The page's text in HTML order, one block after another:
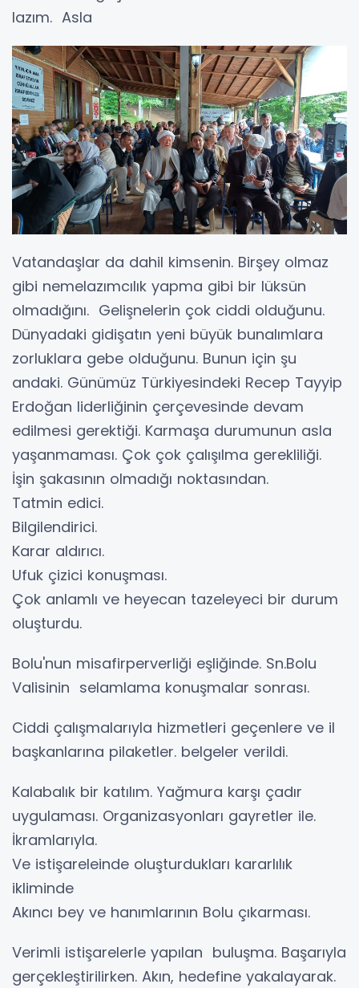
lazım. Asla
Vatandaşlar da dahil kimsenin. Birşey olmaz
gibi nemelazımcılık yapma gibi bir lüksün
olmadığını. Gelişnelerin çok ciddi olduğunu.
Dünyadaki gidişatın yeni büyük bunalımlara
zorluklara gebe olduğunu. Bunun için şu
andaki. Günümüz Türkiyesindeki Recep Tayyip
Erdoğan liderliğinin çerçevesinde devam
edilmesi gerektiği. Karmaşa durumunun asla
yaşanmaması. Çok çok çalışılma gerekliliği.
İşin şakasının olmadığı noktasından.
Tatmin edici.
Bilgilendirici.
Karar aldırıcı.
Ufuk çizici konuşması.
Çok anlamlı ve heyecan tazeleyeci bir durum
oluşturdu.
Bolu'nun misafirperverliği eşliğinde. Sn.Bolu
Valisinin selamlama konuşmalar sonrası.
Ciddi çalışmalarıyla hizmetleri geçenlere ve il
başkanlarına pilaketler. belgeler verildi.
Kalabalık bir katılım. Yağmura karşı çadır
uygulaması. Organizasyonları gayretler ile.
İkramlarıyla.
Ve istişareleinde oluşturdukları kararlılık
ikliminde
Akıncı bey ve hanımlarının Bolu çıkarması.
Verimli istişarelerle yapılan buluşma. Başarıyla
gerçekleştirilirken. Akın, hedefine yakalayarak.